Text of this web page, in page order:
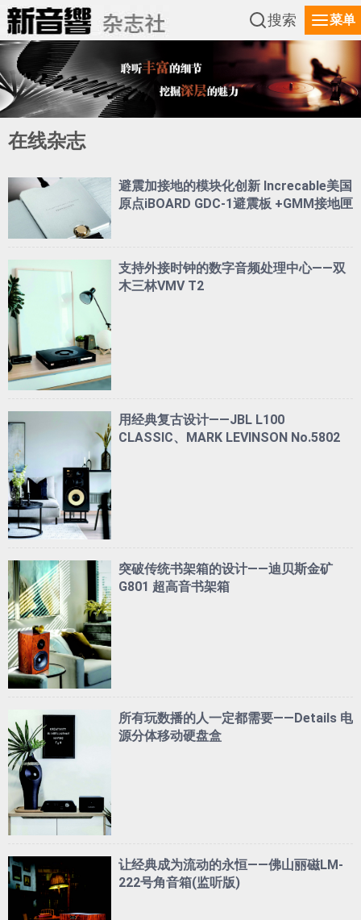
搜索 菜单
在线杂志
避震加接地的模块化创新 Increcable美国
原点iBOARD GDC-1避震板 +GMM接地匣
支持外接时钟的数字音频处理中心——双
木三林VMV T2
用经典复古设计——JBL L100
CLASSIC、MARK LEVINSON No.5802
突破传统书架箱的设计——迪贝斯金矿
G801 超高音书架箱
所有玩数播的人一定都需要——Details 电
源分体移动硬盘盒
让经典成为流动的永恒——佛山丽磁LM-
222号角音箱(监听版)